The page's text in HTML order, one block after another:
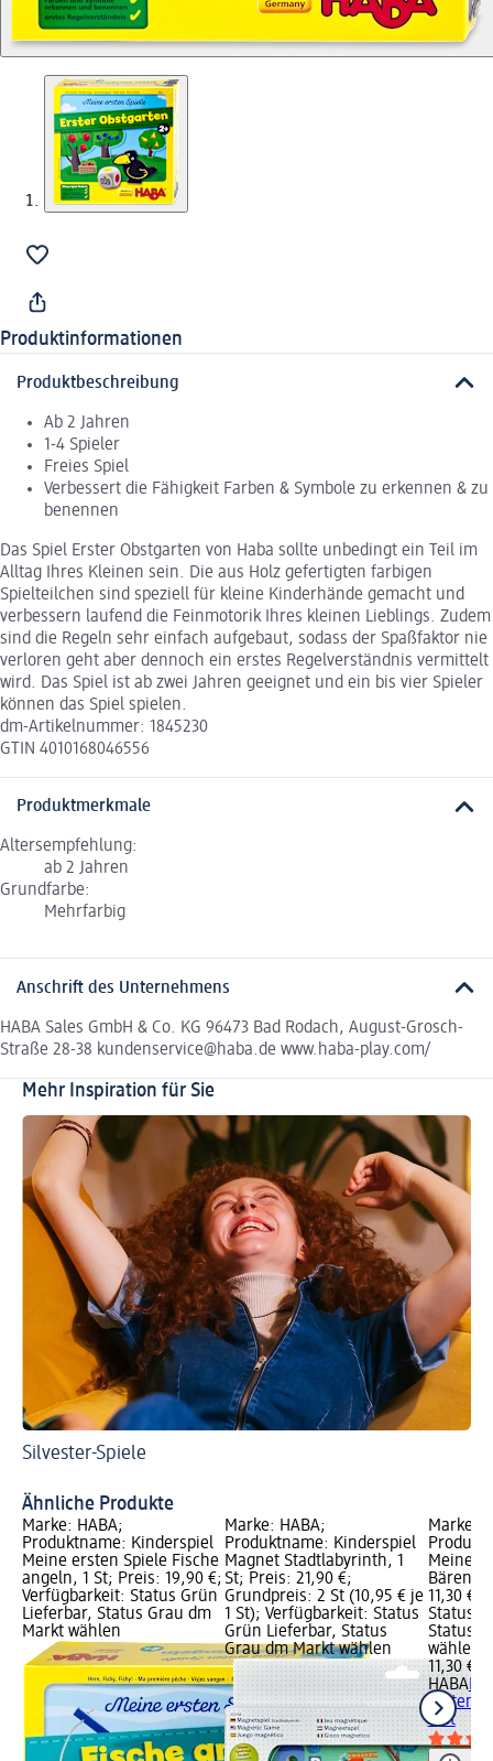
Produktinformationen
Produktbeschreibung
Ab 2 Jahren
1-4 Spieler
Freies Spiel
Verbessert die Fähigkeit Farben & Symbole zu erkennen & zu
benennen
Das Spiel Erster Obstgarten von Haba sollte unbedingt ein Teil im
Alltag Ihres Kleinen sein. Die aus Holz gefertigten farbigen
Spielteilchen sind speziell für kleine Kinderhände gemacht und
verbessern laufend die Feinmotorik Ihres kleinen Lieblings. Zudem
sind die Regeln sehr einfach aufgebaut, sodass der Spaßfaktor nie
verloren geht aber dennoch ein erstes Regelverständnis vermittelt
wird. Das Spiel ist ab zwei Jahren geeignet und ein bis vier Spieler
können das Spiel spielen.
dm-Artikelnummer: 1845230
GTIN 4010168046556
Produktmerkmale
Altersempfehlung:
ab 2 Jahren
Grundfarbe:
Mehrfarbig
Anschrift des Unternehmens
HABA Sales GmbH & Co. KG 96473 Bad Rodach, August-Grosch-
Straße 28-38 kundenservice@haba.de www.haba-play.com/
Mehr Inspiration für Sie
Silvester-Spiele
Ähnliche Produkte
Marke: HABA;
Produktname: Kinderspiel
Meine ersten Spiele Fische
angeln, 1 St; Preis: 19,90 €;
Verfügbarkeit: Status Grün
Lieferbar, Status Grau dm
Markt wählen
Marke: HABA;
Produktname: Kinderspiel
Magnet Stadtlabyrinth, 1
St; Preis: 21,90 €;
Grundpreis: 2 St (10,95 € je
1 St); Verfügbarkeit: Status
Grün Lieferbar, Status
Grau dm Markt wählen
Marke:
Meine
11,30 €;
Status
Status
wählen
11,30 €
HABA
ersten
4 St